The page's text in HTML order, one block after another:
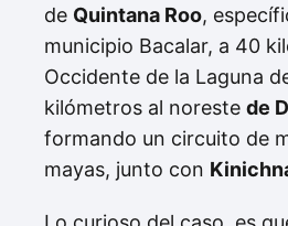
de Quintana Roo,
municipio Bacalar, a 40
Occidente de la Laguna
kilómetros al noreste de
formando un circuito de
mayas, junto con